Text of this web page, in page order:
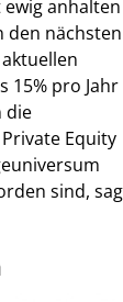
anhalten
den nächsten
15% pro Jahr
die
Equity
sind,